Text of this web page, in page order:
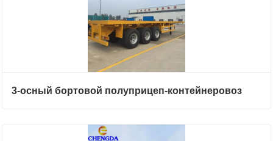
3-осный бортовой полуприцеп-контейнеровоз